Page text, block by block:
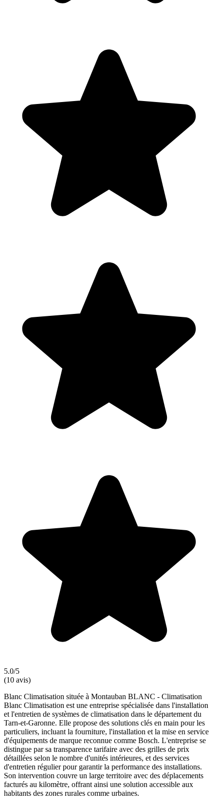
5.0/5
(10 avis)
Blanc Climatisation située à Montauban BLANC - Climatisation
Blanc Climatisation est une entreprise spécialisée dans l'installation
et l'entretien de systèmes de climatisation dans le département du
Tarn-et-Garonne. Elle propose des solutions clés en main pour les
particuliers, incluant la fourniture, l'installation et la mise en service
d'équipements de marque reconnue comme Bosch. L'entreprise se
distingue par sa transparence tarifaire avec des grilles de prix
détaillées selon le nombre d'unités intérieures, et des services
d'entretien régulier pour garantir la performance des installations.
Son intervention couvre un large territoire avec des déplacements
facturés au kilomètre, offrant ainsi une solution accessible aux
habitants des zones rurales comme urbaines.